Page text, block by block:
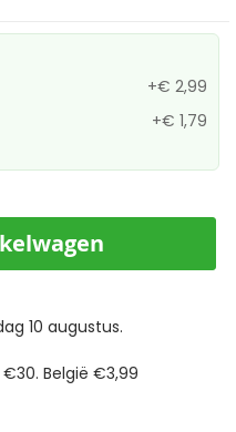
+€ 2,99
+€ 1,79
10 augustus.
België €3,99